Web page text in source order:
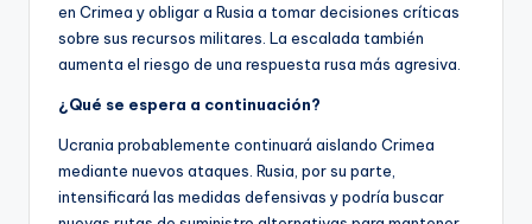
en Crimea y obligar a Rusia a tomar decisiones críticas
sobre sus recursos militares. La escalada también
aumenta el riesgo de una respuesta rusa más agresiva.
¿Qué se espera a continuación?
Ucrania probablemente continuará aislando Crimea
mediante nuevos ataques. Rusia, por su parte,
intensificará las medidas defensivas y podría buscar